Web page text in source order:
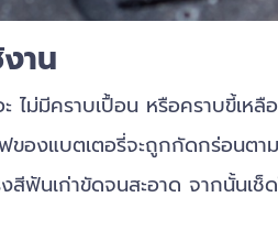
าน
มีคราบเปื้อน หรือคราบขี้เหลื
งแบตเตอรี่จะถูกกัดกร่อนตาม
ฟันเก่าขัดจนสะอาด จากนั้นเ